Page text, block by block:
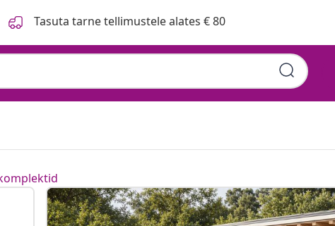
Tasuta tarne tellimustele alates € 80